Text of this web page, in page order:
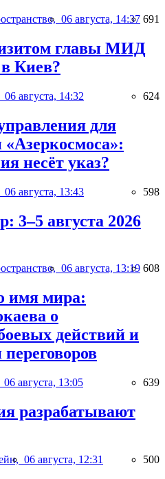
06 августа, 14:37 691
главы МИД
Киев?
06 августа, 14:32 624
для
несёт указ?
06 августа, 13:43 598
3–5 августа 2026
06 августа, 13:19 608
имя мира:
о
действий и
06 августа, 13:05 639
разрабатывают
06 августа, 12:31 500